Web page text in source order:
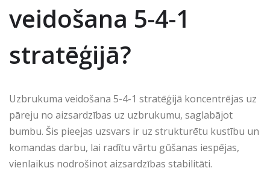
veidošana 5-4-1
stratēģijā?
Uzbrukuma veidošana 5-4-1 stratēģijā koncentrējas uz
pāreju no aizsardzības uz uzbrukumu, saglabājot
bumbu. Šis pieejas uzsvars ir uz strukturētu kustību un
komandas darbu, lai radītu vārtu gūšanas iespējas,
vienlaikus nodrošinot aizsardzības stabilitāti.